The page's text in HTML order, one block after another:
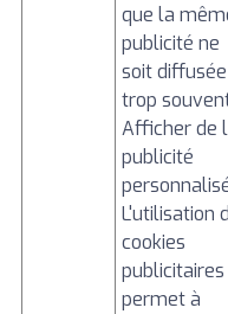
que la
publicité ne
soit diffusée
trop
Afficher de
publicité
L'utilisation
cookies
publicitaires
permet à